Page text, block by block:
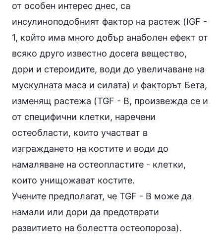
от особен интерес днес, са
инсулиноподобният фактор на растеж (IGF -
1, който има много добър анаболен ефект от
всяко друго известно досега вещество,
дори и стероидите, води до увеличаване на
мускулната маса и силата) и факторът Бета,
изменящ растежа (TGF - B, произвежда се и
от специфични клетки, наречени
остеобласти, които участват в
изграждането на костите и води до
намаляване на остеопластите - клетки,
които унищожават костите.
Учените предполагат, че TGF - B може да
намали или дори да предотврати
развитието на болестта остеопороза).